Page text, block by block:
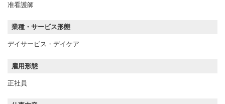
准看護師
業種・サービス形態
デイサービス・デイケア
雇用形態
正社員